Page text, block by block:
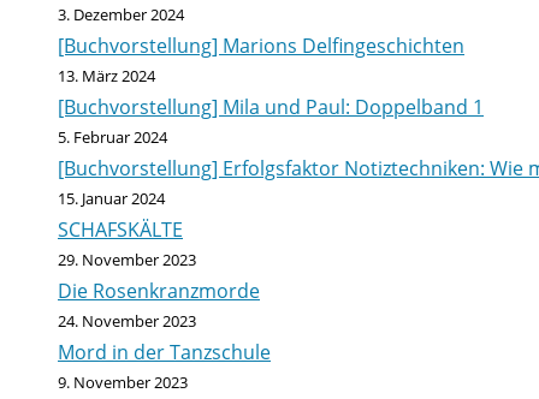
3. Dezember 2024
[Buchvorstellung] Marions Delfingeschichten
13. März 2024
[Buchvorstellung] Mila und Paul: Doppelband 1
5. Februar 2024
[Buchvorstellung] Erfolgsfaktor Notiztechniken:
15. Januar 2024
SCHAFSKÄLTE
29. November 2023
Die Rosenkranzmorde
24. November 2023
Mord in der Tanzschule
9. November 2023